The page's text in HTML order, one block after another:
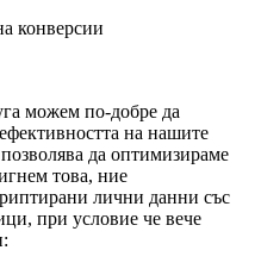
конверсии
можем по-добре да
на нашите
да оптимизираме
това, ние
лични данни със
при условие че вече